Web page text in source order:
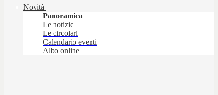
Novità
Panoramica
Le notizie
Le circolari
Calendario eventi
Albo online